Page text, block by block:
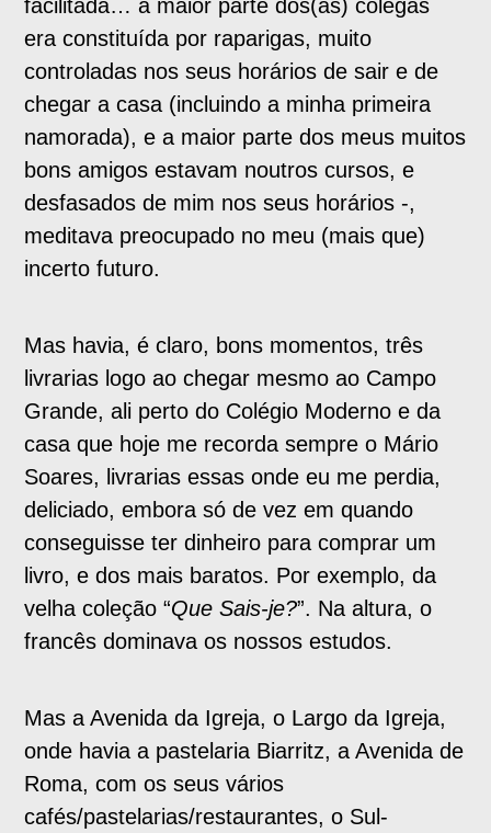
facilitada… a maior parte dos(as) colegas
era constituída por raparigas, muito
controladas nos seus horários de sair e de
chegar a casa (incluindo a minha primeira
namorada), e a maior parte dos meus muitos
bons amigos estavam noutros cursos, e
desfasados de mim nos seus horários -,
meditava preocupado no meu (mais que)
incerto futuro.
Mas havia, é claro, bons momentos, três
livrarias logo ao chegar mesmo ao Campo
Grande, ali perto do Colégio Moderno e da
casa que hoje me recorda sempre o Mário
Soares, livrarias essas onde eu me perdia,
deliciado, embora só de vez em quando
conseguisse ter dinheiro para comprar um
livro, e dos mais baratos. Por exemplo, da
velha coleção “Que Sais-je?”. Na altura, o
francês dominava os nossos estudos.
Mas a Avenida da Igreja, o Largo da Igreja,
onde havia a pastelaria Biarritz, a Avenida de
Roma, com os seus vários
cafés/pastelarias/restaurantes, o Sul-